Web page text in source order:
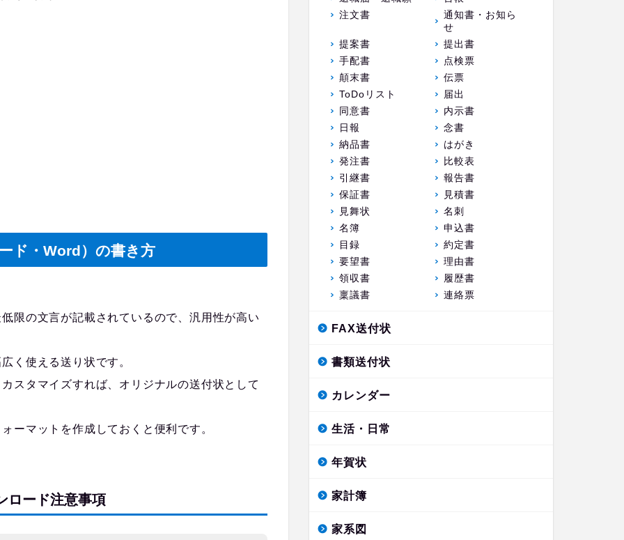
ド・Word）の書き方
限の文言が記載されているので、汎用性が高い
く使える送り状です。
スタマイズすれば、オリジナルの送付状として
ーマットを作成しておくと便利です。
ロード注意事項
注文書
通知書・お知ら
せ
提案書
提出書
手配書
点検票
顛末書
伝票
ToDoリスト
届出
同意書
内示書
日報
念書
納品書
はがき
発注書
比較表
引継書
報告書
保証書
見積書
見舞状
名刺
名簿
申込書
目録
約定書
要望書
理由書
領収書
履歴書
稟議書
連絡票
FAX送付状
書類送付状
カレンダー
生活・日常
年賀状
家計簿
家系図